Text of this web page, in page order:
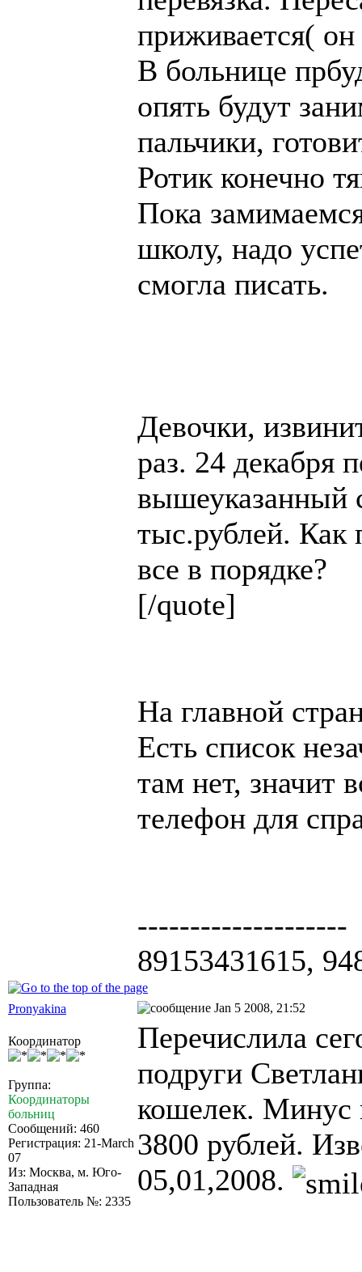
приживается(
В больнице
опять будут
пальчики,
Ротик конечно
Пока
школу, надо
смогла писать.
Девочки,
раз. 24 декабря
вышеуказанный
тыс.рублей. Как
все в порядке?
[/quote]
На главной
Есть список
там нет, значит
телефон для
--------------------
89153431615,
Pronyakina Jan 5 2008, 21:52
Координатор
Группа:
Координаторы
больниц
Сообщений: 460
Регистрация: 21-March
07
Из: Москва, м. Юго-
Западная
Пользователь №: 2335
Перечислила
подруги
кошелек. Минус
3800 рублей.
05,01,2008.